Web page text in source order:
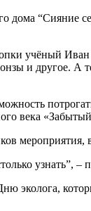
дома “Сияние
учёный
и другое. А
века
эколога,